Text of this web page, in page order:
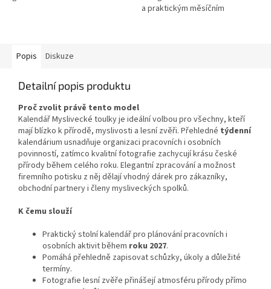
a praktickým měsíčním
Popis
Diskuze
Detailní popis produktu
Proč zvolit právě tento model
Kalendář Myslivecké toulky je ideální volbou pro všechny, kteří
mají blízko k přírodě, myslivosti a lesní zvěři. Přehledné týdenní
kalendárium usnadňuje organizaci pracovních i osobních
povinností, zatímco kvalitní fotografie zachycují krásu české
přírody během celého roku. Elegantní zpracování a možnost
firemního potisku z něj dělají vhodný dárek pro zákazníky,
obchodní partnery i členy mysliveckých spolků.
K čemu slouží
Praktický stolní kalendář pro plánování pracovních i
osobních aktivit během roku 2027.
Pomáhá přehledně zapisovat schůzky, úkoly a důležité
termíny.
Fotografie lesní zvěře přinášejí atmosféru přírody přímo